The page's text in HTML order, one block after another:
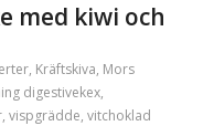
med kiwi och
, Kräftskiva, Mors
digestivekex,
, vispgrädde, vitchoklad